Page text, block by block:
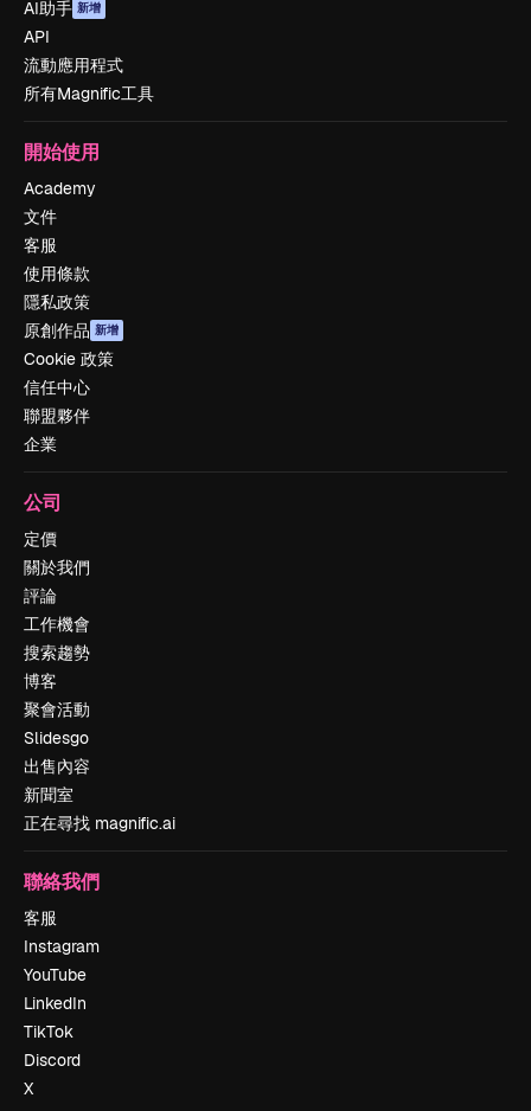
AI助手 新增
API
流動應用程式
所有Magnific工具
開始使用
Academy
文件
客服
使用條款
隱私政策
原創作品 新增
Cookie 政策
信任中心
聯盟夥伴
企業
公司
定價
關於我們
評論
工作機會
搜索趨勢
博客
聚會活動
Slidesgo
出售內容
新聞室
正在尋找 magnific.ai
聯絡我們
客服
Instagram
YouTube
LinkedIn
TikTok
Discord
X